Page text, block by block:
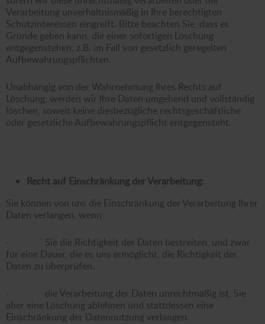
Verarbeitung unverhältnismäßig in Ihre berechtigten
Schutzinteressen eingreift. Bitte beachten Sie, dass es
Gründe geben kann, die einer sofortigen Löschung
entgegenstehen, z.B. im Fall von gesetzlich geregelten
Aufbewahrungspflichten.
Unabhängig von der Wahrnehmung Ihres Rechts auf
Löschung, werden wir Ihre Daten umgehend und vollständig
löschen, soweit keine diesbezügliche rechtsgeschäftliche
oder gesetzliche Aufbewahrungspflicht entgegensteht.
Recht auf Einschränkung der Verarbeitung:
Sie können von uns die Einschränkung der Verarbeitung Ihrer
Daten verlangen, wenn
- Sie die Richtigkeit der Daten bestreiten, und zwar
für eine Dauer, die es uns ermöglicht, die Richtigkeit der
Daten zu überprüfen.
- die Verarbeitung der Daten unrechtmäßig ist, Sie
aber eine Löschung ablehnen und stattdessen eine
Einschränkung der Datennutzung verlangen.